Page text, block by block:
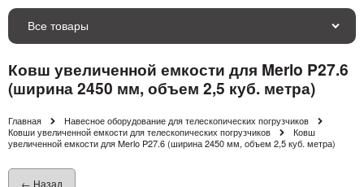
Все товары
Ковш увеличенной емкости для Merlo P27.6
(ширина 2450 мм, объем 2,5 куб. метра)
Главная
Навесное оборудование для телескопических погрузчиков
Ковши увеличенной емкости для телескопических погрузчиков
Ковш
увеличенной емкости для Merlo P27.6 (ширина 2450 мм, объем 2,5 куб. метра)
← Назад